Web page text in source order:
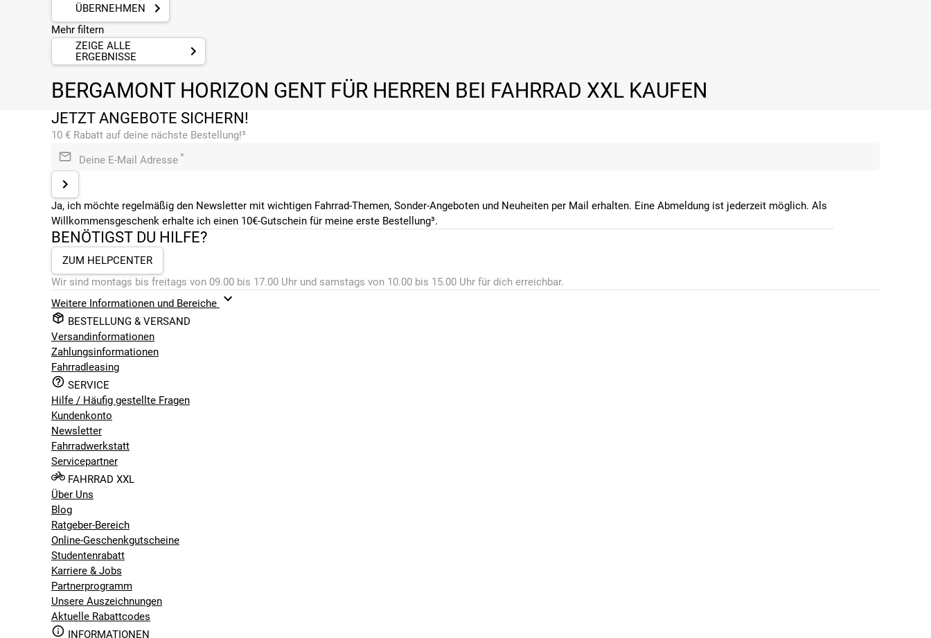
ÜBERNEHMEN
Mehr filtern
ZEIGE ALLE
ERGEBNISSE
BERGAMONT HORIZON GENT FÜR HERREN BEI FAHRRAD XXL KAUFEN
JETZT ANGEBOTE SICHERN!
10 € Rabatt auf deine nächste Bestellung!³
Deine E-Mail Adresse *
Ja, ich möchte regelmäßig den Newsletter mit wichtigen Fahrrad-Themen, Sonder-Angeboten und Neuheiten per Mail erhalten. Eine Abmeldung ist jederzeit möglich. Als
Willkommensgeschenk erhalte ich einen 10€-Gutschein für meine erste Bestellung³.
BENÖTIGST DU HILFE?
ZUM HELPCENTER
Wir sind montags bis freitags von 09.00 bis 17.00 Uhr und samstags von 10.00 bis 15.00 Uhr für dich erreichbar.
Weitere Informationen und Bereiche
BESTELLUNG & VERSAND
Versandinformationen
Zahlungsinformationen
Fahrradleasing
SERVICE
Hilfe / Häufig gestellte Fragen
Kundenkonto
Newsletter
Fahrradwerkstatt
Servicepartner
FAHRRAD XXL
Über Uns
Blog
Ratgeber-Bereich
Online-Geschenkgutscheine
Studentenrabatt
Karriere & Jobs
Partnerprogramm
Unsere Auszeichnungen
Aktuelle Rabattcodes
INFORMATIONEN